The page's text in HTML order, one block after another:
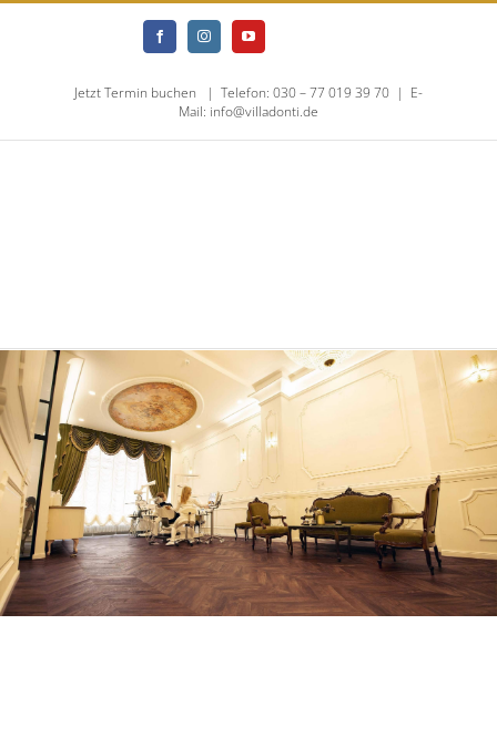
FacebookInstagramYouTube
Jetzt Termin buchen | Telefon: 030 – 77 019 39 70 | E-
Mail: info@villadonti.de